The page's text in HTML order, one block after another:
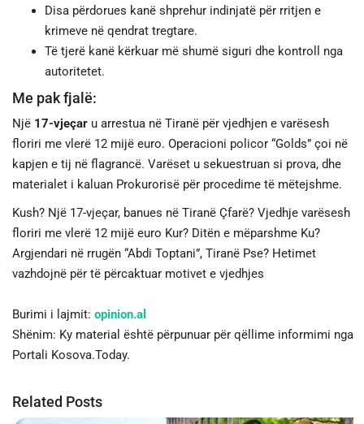
Disa përdorues kanë shprehur indinjatë për rritjen e
krimeve në qendrat tregtare.
Të tjerë kanë kërkuar më shumë siguri dhe kontroll nga
autoritetet.
Me pak fjalë:
Një 17-vjeçar u arrestua në Tiranë për vjedhjen e varësesh
floriri me vlerë 12 mijë euro. Operacioni policor “Golds” çoi në
kapjen e tij në flagrancë. Varëset u sekuestruan si prova, dhe
materialet i kaluan Prokurorisë për procedime të mëtejshme.
Kush? Një 17-vjeçar, banues në Tiranë Çfarë? Vjedhje varësesh
floriri me vlerë 12 mijë euro Kur? Ditën e mëparshme Ku?
Argjendari në rrugën “Abdi Toptani”, Tiranë Pse? Hetimet
vazhdojnë për të përcaktuar motivet e vjedhjes
Burimi i lajmit: opinion.al
Shënim: Ky material është përpunuar për qëllime informimi nga
Portali Kosova.Today.
Related Posts